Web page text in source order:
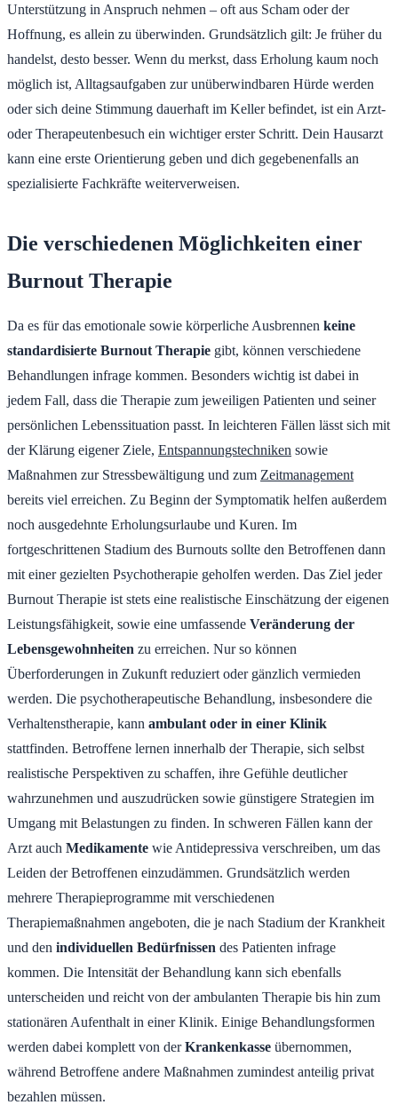
Unterstützung in Anspruch nehmen – oft aus Scham oder der
Hoffnung, es allein zu überwinden. Grundsätzlich gilt: Je früher du
handelst, desto besser. Wenn du merkst, dass Erholung kaum noch
möglich ist, Alltagsaufgaben zur unüberwindbaren Hürde werden
oder sich deine Stimmung dauerhaft im Keller befindet, ist ein Arzt-
oder Therapeutenbesuch ein wichtiger erster Schritt. Dein Hausarzt
kann eine erste Orientierung geben und dich gegebenenfalls an
spezialisierte Fachkräfte weiterverweisen.
Die verschiedenen Möglichkeiten einer
Burnout Therapie
Da es für das emotionale sowie körperliche Ausbrennen keine
standardisierte Burnout Therapie gibt, können verschiedene
Behandlungen infrage kommen. Besonders wichtig ist dabei in
jedem Fall, dass die Therapie zum jeweiligen Patienten und seiner
persönlichen Lebenssituation passt. In leichteren Fällen lässt sich mit
der Klärung eigener Ziele, Entspannungstechniken sowie
Maßnahmen zur Stressbewältigung und zum Zeitmanagement
bereits viel erreichen. Zu Beginn der Symptomatik helfen außerdem
noch ausgedehnte Erholungsurlaube und Kuren. Im
fortgeschrittenen Stadium des Burnouts sollte den Betroffenen dann
mit einer gezielten Psychotherapie geholfen werden. Das Ziel jeder
Burnout Therapie ist stets eine realistische Einschätzung der eigenen
Leistungsfähigkeit, sowie eine umfassende Veränderung der
Lebensgewohnheiten zu erreichen. Nur so können
Überforderungen in Zukunft reduziert oder gänzlich vermieden
werden. Die psychotherapeutische Behandlung, insbesondere die
Verhaltenstherapie, kann ambulant oder in einer Klinik
stattfinden. Betroffene lernen innerhalb der Therapie, sich selbst
realistische Perspektiven zu schaffen, ihre Gefühle deutlicher
wahrzunehmen und auszudrücken sowie günstigere Strategien im
Umgang mit Belastungen zu finden. In schweren Fällen kann der
Arzt auch Medikamente wie Antidepressiva verschreiben, um das
Leiden der Betroffenen einzudämmen. Grundsätzlich werden
mehrere Therapieprogramme mit verschiedenen
Therapiemaßnahmen angeboten, die je nach Stadium der Krankheit
und den individuellen Bedürfnissen des Patienten infrage
kommen. Die Intensität der Behandlung kann sich ebenfalls
unterscheiden und reicht von der ambulanten Therapie bis hin zum
stationären Aufenthalt in einer Klinik. Einige Behandlungsformen
werden dabei komplett von derKrankenkasse übernommen,
während Betroffene andere Maßnahmen zumindest anteilig privat
bezahlen müssen.